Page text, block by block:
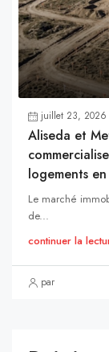
juillet 23, 2026
Aliseda et
logements en
Le marché
de...
continuer la
par